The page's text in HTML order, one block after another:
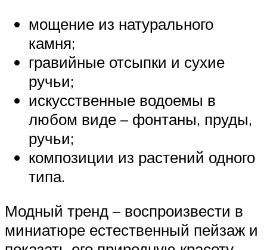
мощение из натурального
камня;
гравийные отсыпки и сухие
ручьи;
искусственные водоемы в
любом виде – фонтаны, пруды,
ручьи;
композиции из растений одного
типа.
Модный тренд – воспроизвести в
миниатюре естественный пейзаж и